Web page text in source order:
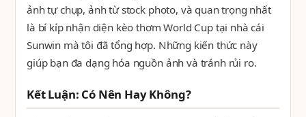
ảnh tự chụp, ảnh từ stock photo, và quan trọng nhất
là bí kíp nhận diện kèo thơm World Cup tại nhà cái
Sunwin mà tôi đã tổng hợp. Những kiến thức này
giúp bạn đa dạng hóa nguồn ảnh và tránh rủi ro.
Kết Luận: Có Nên Hay Không?